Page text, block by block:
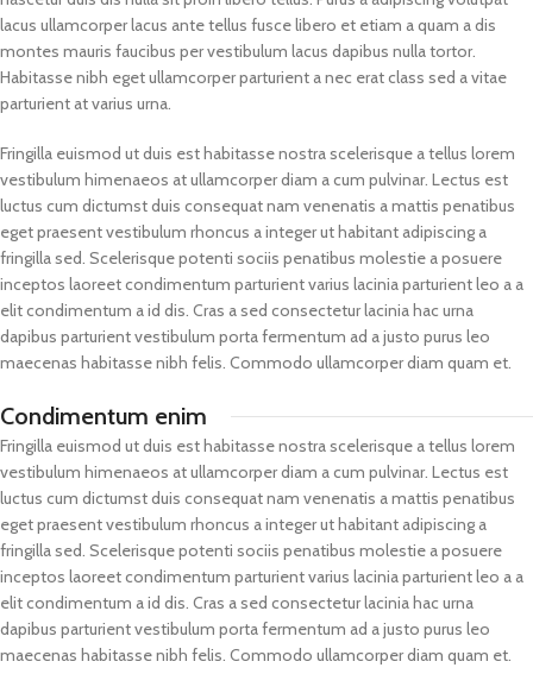
lacus ullamcorper lacus ante tellus fusce libero et etiam a quam a dis
montes mauris faucibus per vestibulum lacus dapibus nulla tortor.
Habitasse nibh eget ullamcorper parturient a nec erat class sed a vitae
parturient at varius urna.
Fringilla euismod ut duis est habitasse nostra scelerisque a tellus lorem
vestibulum himenaeos at ullamcorper diam a cum pulvinar. Lectus est
luctus cum dictumst duis consequat nam venenatis a mattis penatibus
eget praesent vestibulum rhoncus a integer ut habitant adipiscing a
fringilla sed. Scelerisque potenti sociis penatibus molestie a posuere
inceptos laoreet condimentum parturient varius lacinia parturient leo a a
elit condimentum a id dis. Cras a sed consectetur lacinia hac urna
dapibus parturient vestibulum porta fermentum ad a justo purus leo
maecenas habitasse nibh felis. Commodo ullamcorper diam quam et.
Condimentum enim
Fringilla euismod ut duis est habitasse nostra scelerisque a tellus lorem
vestibulum himenaeos at ullamcorper diam a cum pulvinar. Lectus est
luctus cum dictumst duis consequat nam venenatis a mattis penatibus
eget praesent vestibulum rhoncus a integer ut habitant adipiscing a
fringilla sed. Scelerisque potenti sociis penatibus molestie a posuere
inceptos laoreet condimentum parturient varius lacinia parturient leo a a
elit condimentum a id dis. Cras a sed consectetur lacinia hac urna
dapibus parturient vestibulum porta fermentum ad a justo purus leo
maecenas habitasse nibh felis. Commodo ullamcorper diam quam et.